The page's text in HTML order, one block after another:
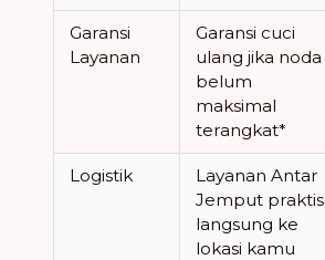
Garansi
Layanan
Garansi cuci
ulang jika noda
belum
maksimal
terangkat*
Logistik
Layanan Antar
Jemput praktis
langsung ke
lokasi kamu